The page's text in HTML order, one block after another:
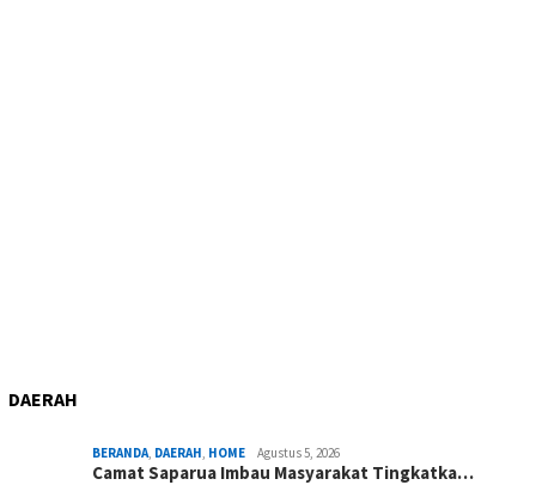
DAERAH
BERANDA DAERAH HOME Agustus 5, 2026
Camat Saparua Imbau Masyarakat Tingkatka…